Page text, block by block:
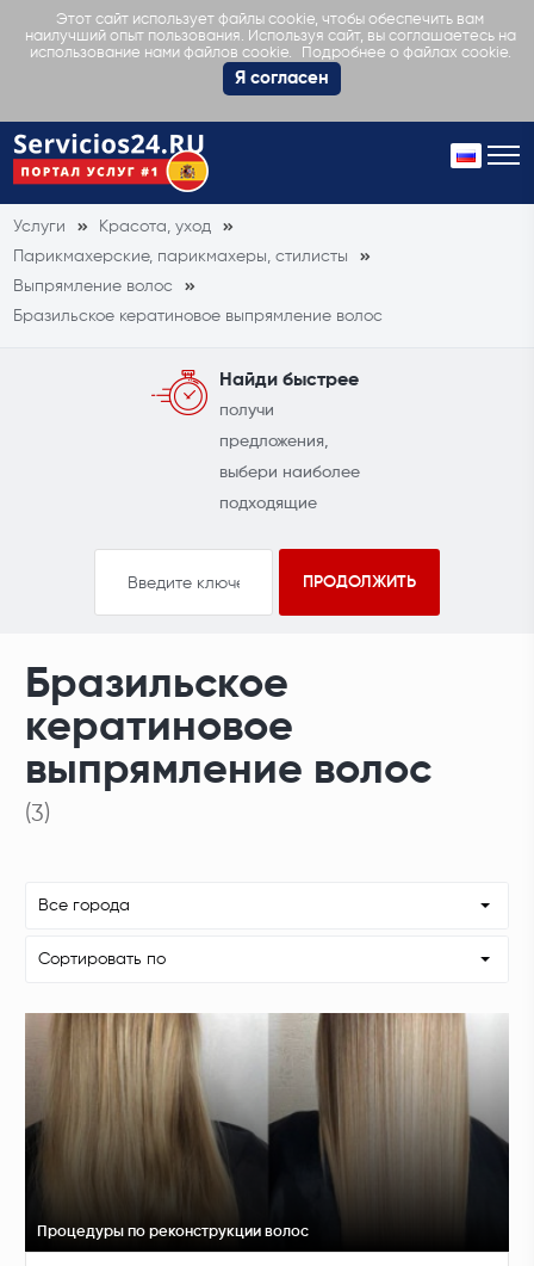
Этот сайт использует файлы cookie, чтобы обеспечить вам
наилучший опыт пользования. Используя сайт, вы соглашаетесь на
использование нами файлов cookie.
Подробнее о файлах cookie.
Я согласен
Услуги
Красота, уход
Парикмахерские, парикмахеры, стилисты
Выпрямление волос
Бразильское кератиновое выпрямление волос
Найди быстрее
получи
предложения,
выбери наиболее
подходящие
Бразильское
кератиновое
выпрямление волос
(3)
Все города
Сортировать по
Процедуры по реконструкции волос